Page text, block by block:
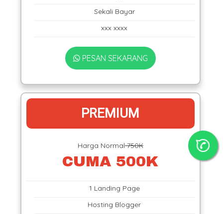
Sekali Bayar
xxx xxxx
PESAN SEKARANG
PREMIUM
Harga Normal750K
CUMA 500K
1 Landing Page
Hosting Blogger